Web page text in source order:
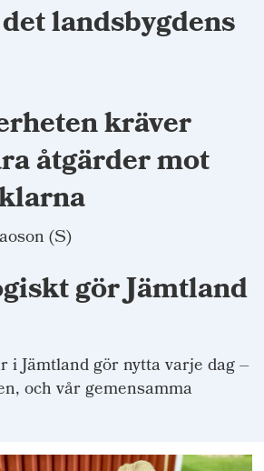
landsbygdens
kräver
åtgärder mot
(S)
gör Jämtland
i Jämtland gör nytta varje dag –
och vår gemensamma